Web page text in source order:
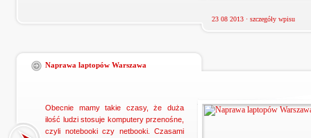
23 08 2013 · szczegóły wpisu
Naprawa laptopów Warszawa
Obecnie mamy takie czasy, że duża
ilość ludzi stosuje komputery przenośne,
czyli notebooki czy netbooki. Czasami